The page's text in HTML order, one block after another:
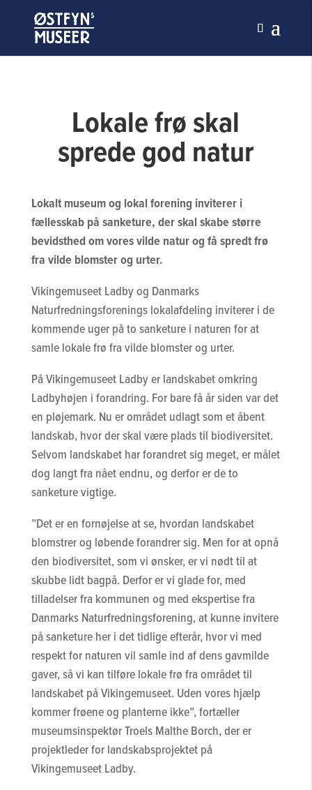
Lokale frø skal
sprede god natur
Lokalt museum og lokal forening inviterer i
fællesskab på sanketure, der skal skabe større
bevidsthed om vores vilde natur og få spredt frø
fra vilde blomster og urter.
Vikingemuseet Ladby og Danmarks
Naturfredningsforenings lokalafdeling inviterer i de
kommende uger på to sanketure i naturen for at
samle lokale frø fra vilde blomster og urter.
På Vikingemuseet Ladby er landskabet omkring
Ladbyhøjen i forandring. For bare få år siden var det
en pløjemark. Nu er området udlagt som et åbent
landskab, hvor der skal være plads til biodiversitet.
Selvom landskabet har forandret sig meget, er målet
dog langt fra nået endnu, og derfor er de to
sanketure vigtige.
”Det er en fornøjelse at se, hvordan landskabet
blomstrer og løbende forandrer sig. Men for at opnå
den biodiversitet, som vi ønsker, er vi nødt til at
skubbe lidt bagpå. Derfor er vi glade for, med
tilladelser fra kommunen og med ekspertise fra
Danmarks Naturfredningsforening, at kunne invitere
på sanketure her i det tidlige efterår, hvor vi med
respekt for naturen vil samle ind af dens gavmilde
gaver, så vi kan tilføre lokale frø fra området til
landskabet på Vikingemuseet. Uden vores hjælp
kommer frøene og planterne ikke”, fortæller
museumsinspektør Troels Malthe Borch, der er
projektleder for landskabsprojektet på
Vikingemuseet Ladby.